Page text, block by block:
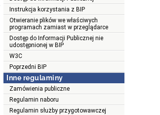
Instrukcja korzystania z BIP
Otwieranie plików we właściwych
programach zamiast w przeglądarce
Dostęp do Informacji Publicznej nie
udostępnionej w BIP
W3C
Poprzedni BIP
Inne regulaminy
Zamówienia publiczne
Regulamin naboru
Regulamin służby przygotowawczej